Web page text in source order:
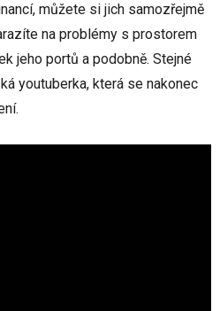
můžete si jich samozřejmě
na problémy s prostorem
jeho portů a podobně. Stejné
youtuberka, která se nakonec